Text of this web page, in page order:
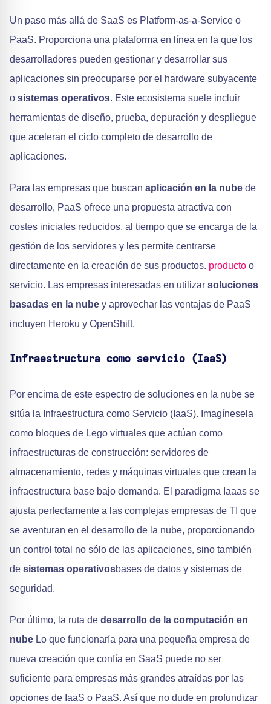
Un paso más allá de SaaS es Platform-as-a-Service o
PaaS. Proporciona una plataforma en línea en la que los
desarrolladores pueden gestionar y desarrollar sus
aplicaciones sin preocuparse por el hardware subyacente
o sistemas operativos. Este ecosistema suele incluir
herramientas de diseño, prueba, depuración y despliegue
que aceleran el ciclo completo de desarrollo de
aplicaciones.
Para las empresas que buscan aplicación en la nube de
desarrollo, PaaS ofrece una propuesta atractiva con
costes iniciales reducidos, al tiempo que se encarga de la
gestión de los servidores y les permite centrarse
directamente en la creación de sus productos. producto o
servicio. Las empresas interesadas en utilizar soluciones
basadas en la nube y aprovechar las ventajas de PaaS
incluyen Heroku y OpenShift.
Infraestructura como servicio (IaaS)
Por encima de este espectro de soluciones en la nube se
sitúa la Infraestructura como Servicio (IaaS). Imagínesela
como bloques de Lego virtuales que actúan como
infraestructuras de construcción: servidores de
almacenamiento, redes y máquinas virtuales que crean la
infraestructura base bajo demanda. El paradigma Iaaas se
ajusta perfectamente a las complejas empresas de TI que
se aventuran en el desarrollo de la nube, proporcionando
un control total no sólo de las aplicaciones, sino también
de sistemas operativosbases de datos y sistemas de
seguridad.
Por último, la ruta de desarrollo de la computación en
nube Lo que funcionaría para una pequeña empresa de
nueva creación que confía en SaaS puede no ser
suficiente para empresas más grandes atraídas por las
opciones de IaaS o PaaS. Así que no dude en profundizar